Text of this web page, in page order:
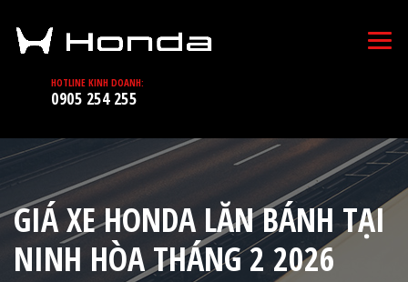
HOTLINE KINH DOANH:
0905 254 255
GIÁ XE HONDA LĂN BÁNH TẠI
NINH HÒA THÁNG 2 2026